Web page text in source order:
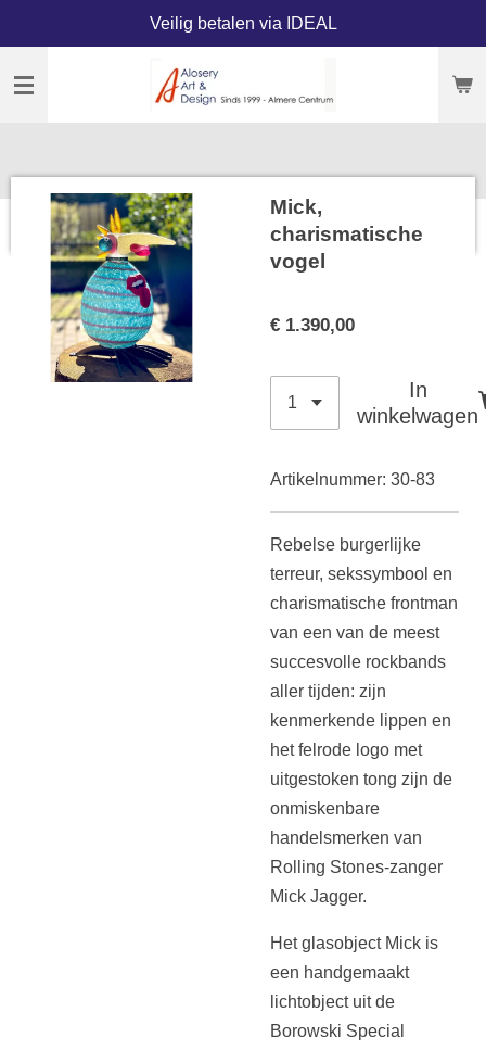
naar
Veilig betalen via IDEAL
Mick,
charismatische
vogel
€ 1.390,00
In
winkelwagen
Artikelnummer: 30-83
Rebelse burgerlijke
terreur, sekssymbool en
charismatische frontman
van een van de meest
succesvolle rockbands
aller tijden: zijn
kenmerkende lippen en
het felrode logo met
uitgestoken tong zijn de
onmiskenbare
handelsmerken van
Rolling Stones-zanger
Mick Jagger.
Het glasobject Mick is
een handgemaakt
lichtobject uit de
Borowski Special